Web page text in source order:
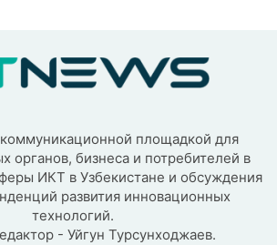
площадкой для
органов, бизнеса и потребителей в
ИКТ в Узбекистане и обсуждения
развития инновационных
технологий.
- Уйгун Турсунходжаев.